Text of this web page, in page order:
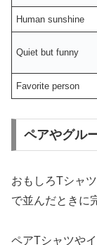
Human sunshine
Quiet but funny
Favorite person
ペアやグル
おもしろTシャ
で並んだときに
ペアTシャツや